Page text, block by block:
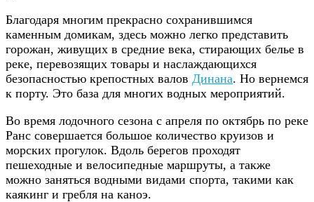
Благодаря многим прекрасно сохранившимся
каменным домикам, здесь можно легко представить
горожан, живущих в средние века, стирающих белье в
реке, перевозящих товары и наслаждающихся
безопасностью крепостных валов Динана. Но вернемся
к порту. Это база для многих водных мероприятий.
Во время лодочного сезона с апреля по октябрь по реке
Ранс совершается большое количество круизов и
морских прогулок. Вдоль берегов проходят
пешеходные и велосипедные маршруты, а также
можно заняться водными видами спорта, такими как
каякинг и гребля на каноэ.